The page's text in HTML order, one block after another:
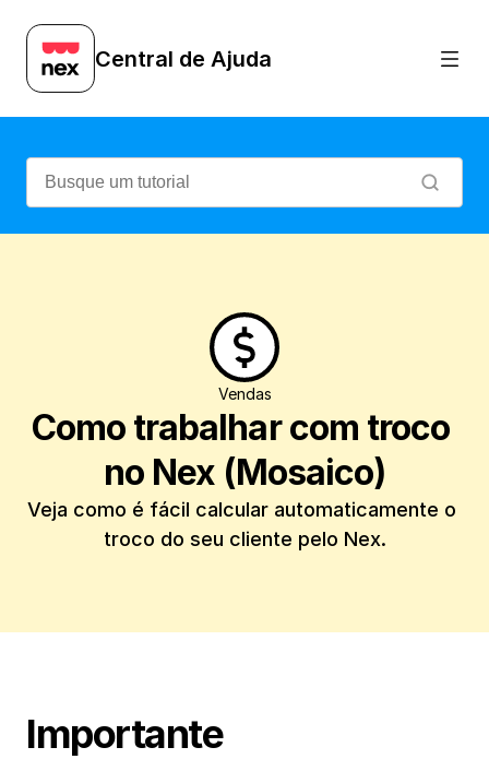
Central de Ajuda
Vendas
Como trabalhar com troco
no Nex (Mosaico)
Veja como é fácil calcular automaticamente o
Importante